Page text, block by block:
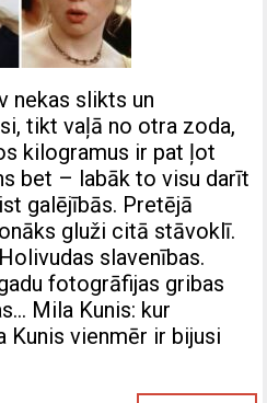
nekas slikts un
tikt vaļā no otra zoda,
kilogramus ir pat ļot
bet – labāk to visu darīt
galējībās. Pretējā
gluži citā stāvoklī.
slavenības.
fotogrāfijas gribas
Mila Kunis: kur
Kunis vienmēr ir bijusi